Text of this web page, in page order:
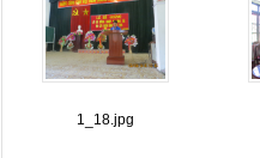
1_18.jpg